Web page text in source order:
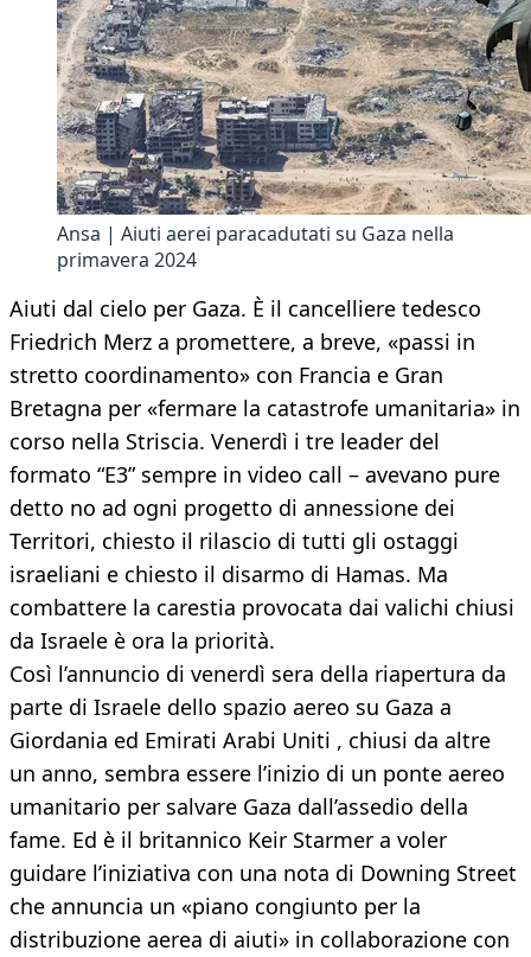
Ansa | Aiuti aerei paracadutati su Gaza nella
primavera 2024
Aiuti dal cielo per Gaza. È il cancelliere tedesco
Friedrich Merz a promettere, a breve, «passi in
stretto coordinamento» con Francia e Gran
Bretagna per «fermare la catastrofe umanitaria» in
corso nella Striscia. Venerdì i tre leader del
formato “E3” sempre in video call – avevano pure
detto no ad ogni progetto di annessione dei
Territori, chiesto il rilascio di tutti gli ostaggi
israeliani e chiesto il disarmo di Hamas. Ma
combattere la carestia provocata dai valichi chiusi
da Israele è ora la priorità.
Così l’annuncio di venerdì sera della riapertura da
parte di Israele dello spazio aereo su Gaza a
Giordania ed Emirati Arabi Uniti , chiusi da altre
un anno, sembra essere l’inizio di un ponte aereo
umanitario per salvare Gaza dall’assedio della
fame. Ed è il britannico Keir Starmer a voler
guidare l’iniziativa con una nota di Downing Street
che annuncia un «piano congiunto per la
distribuzione aerea di aiuti» in collaborazione con